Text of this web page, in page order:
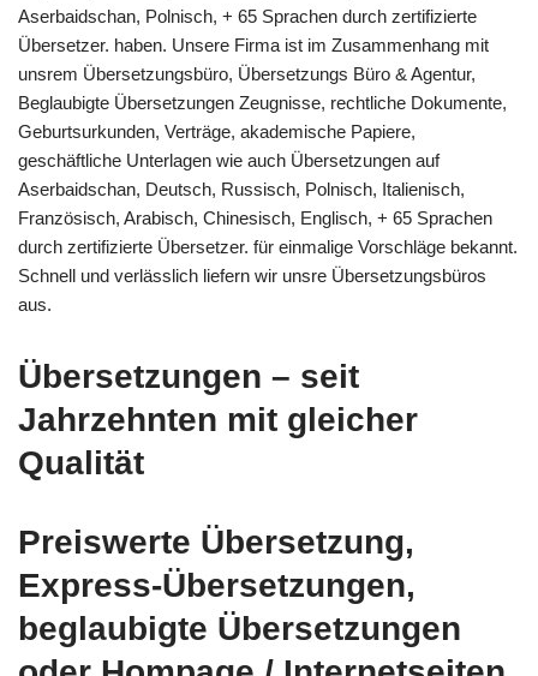
Aserbaidschan, Polnisch, + 65 Sprachen durch zertifizierte
Übersetzer. haben. Unsere Firma ist im Zusammenhang mit
unsrem Übersetzungsbüro, Übersetzungs Büro & Agentur,
Beglaubigte Übersetzungen Zeugnisse, rechtliche Dokumente,
Geburtsurkunden, Verträge, akademische Papiere,
geschäftliche Unterlagen wie auch Übersetzungen auf
Aserbaidschan, Deutsch, Russisch, Polnisch, Italienisch,
Französisch, Arabisch, Chinesisch, Englisch, + 65 Sprachen
durch zertifizierte Übersetzer. für einmalige Vorschläge bekannt.
Schnell und verlässlich liefern wir unsre Übersetzungsbüros
aus.
Übersetzungen – seit
Jahrzehnten mit gleicher
Qualität
Preiswerte Übersetzung,
Express-Übersetzungen,
beglaubigte Übersetzungen